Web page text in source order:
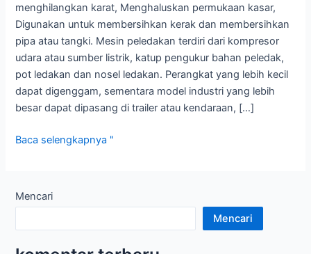
menghilangkan karat, Menghaluskan permukaan kasar,
Digunakan untuk membersihkan kerak dan membersihkan
pipa atau tangki. Mesin peledakan terdiri dari kompresor
udara atau sumber listrik, katup pengukur bahan peledak,
pot ledakan dan nosel ledakan. Perangkat yang lebih kecil
dapat digenggam, sementara model industri yang lebih
besar dapat dipasang di trailer atau kendaraan, […]
Perangkat
Baca selengkapnya "
Mencari
Mencari